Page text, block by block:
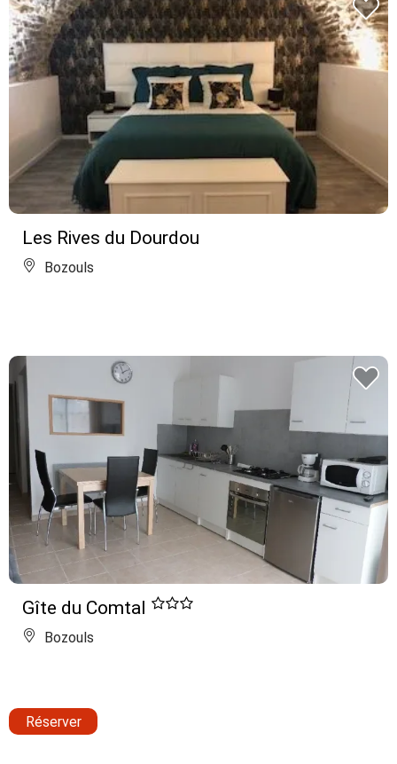
Les Rives du Dourdou
Bozouls
Gîte du Comtal
Bozouls
Réserver